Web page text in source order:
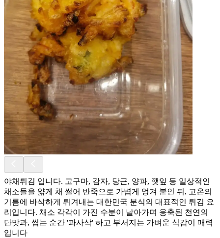
야채튀김 입니다. 고구마, 감자, 당근, 양파, 깻잎 등 일상적인
채소들을 얇게 채 썰어 반죽으로 가볍게 엉겨 붙인 뒤, 고온의
기름에 바삭하게 튀겨내는 대한민국 분식의 대표적인 튀김 요
리입니다. 채소 각각이 가진 수분이 날아가며 응축된 천연의
단맛과, 씹는 순간 '파사삭' 하고 부서지는 가벼운 식감이 매력
입니다